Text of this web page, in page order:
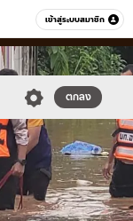
เข้าสู่ระบบสมาชิก
หมวดอื่นๆ
ตกลง